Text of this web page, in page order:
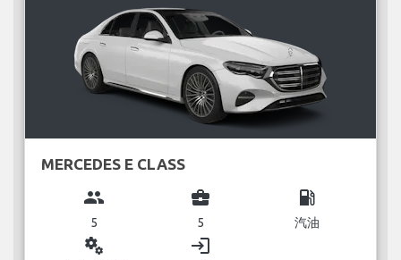
MERCEDES E CLASS
group
5
business_center
5
local_gas_station
汽油
miscellaneous_services login